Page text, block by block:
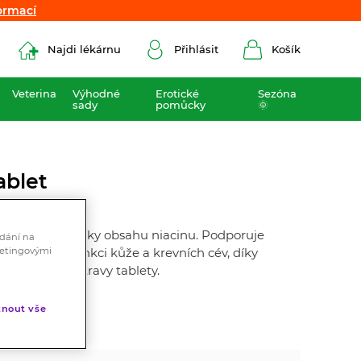
Najdi lékárnu Přihlásit Košík
Veterina
Výhodné
sady
Erotické
pomůcky
Sezóna
🌞
zdravím, díky obsahu niacinu. Podporuje
normální funkci kůže a krevních cév, díky
- doplněk stravy tablety.
na
vše